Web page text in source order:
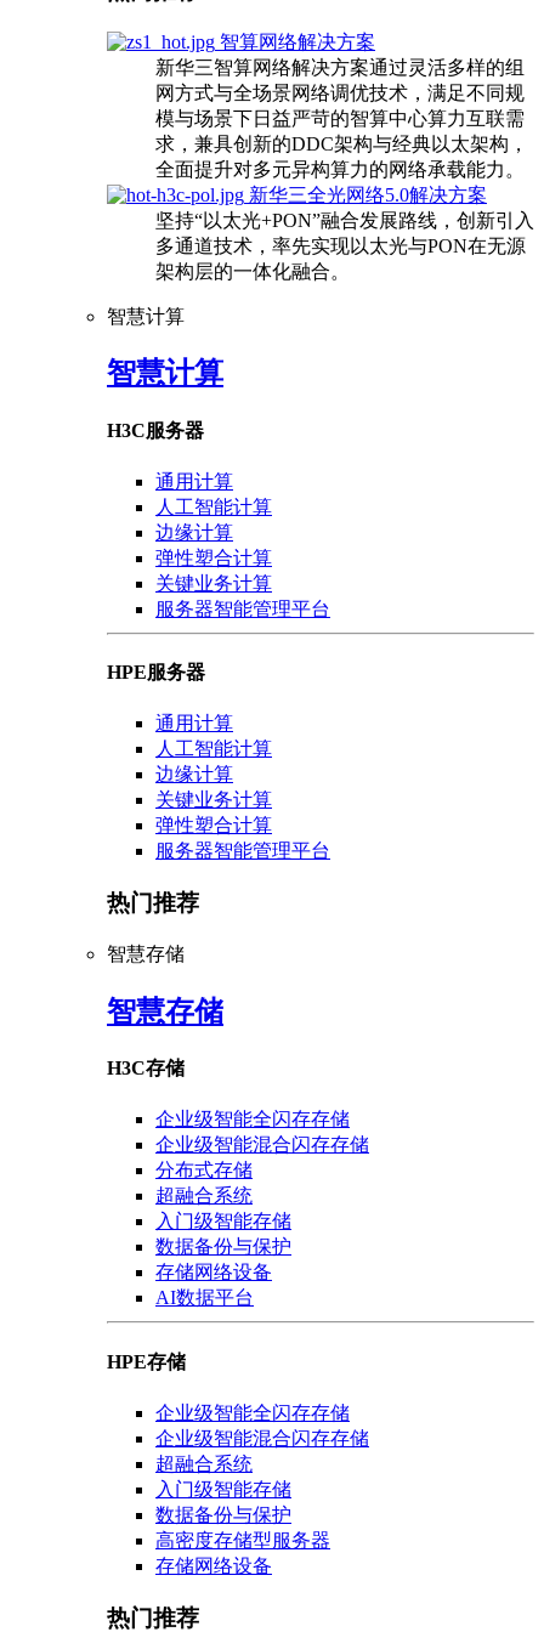
智算网络解决方案
新华三智算网络解决方案通过灵活多样的组
网方式与全场景网络调优技术，满足不同规
模与场景下日益严苛的智算中心算力互联需
求，兼具创新的DDC架构与经典以太架构，
全面提升对多元异构算力的网络承载能力。
新华三全光网络5.0解决方案
坚持“以太光+PON”融合发展路线，创新引入
多通道技术，率先实现以太光与PON在无源
架构层的一体化融合。
智慧计算
智慧计算
H3C服务器
通用计算
人工智能计算
边缘计算
弹性塑合计算
关键业务计算
服务器智能管理平台
HPE服务器
通用计算
人工智能计算
边缘计算
关键业务计算
弹性塑合计算
服务器智能管理平台
热门推荐
智慧存储
智慧存储
H3C存储
企业级智能全闪存存储
企业级智能混合闪存存储
分布式存储
超融合系统
入门级智能存储
数据备份与保护
存储网络设备
AI数据平台
HPE存储
企业级智能全闪存存储
企业级智能混合闪存存储
超融合系统
入门级智能存储
数据备份与保护
高密度存储型服务器
存储网络设备
热门推荐